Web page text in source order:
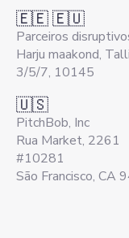
🇪🇪 🇪🇺
Parceiros
Harju maakond,
3/5/7, 10145
🇺🇸
PitchBob, Inc
Rua Market, 2261
#10281
São Francisco, CA